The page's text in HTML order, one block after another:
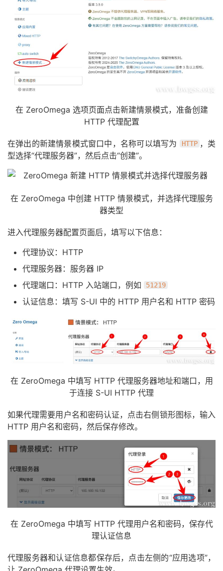
在 ZeroOmega 选项页面点击新建情景模式，准备创建
HTTP 代理配置
在弹出的新建情景模式窗口中，名称可以填写为 HTTP ，类
型选择“代理服务器”，然后点击“创建”。
在 ZeroOmega 中创建 HTTP 情景模式，并选择代理服务
器类型
进入代理服务器配置页面后，填写以下信息：
代理协议：HTTP
代理服务器：服务器 IP
代理端口：HTTP 入站端口，例如
51219
认证信息：填写 S-UI 中的 HTTP 用户名和 HTTP 密码
在 ZeroOmega 中填写 HTTP 代理服务器地址和端口，用
于连接 S-UI HTTP 代理
如果代理需要用户名和密码认证，点击右侧锁形图标，输入
HTTP 用户名和密码，然后保存修改。
在 ZeroOmega 中填写 HTTP 代理用户名和密码，保存代
理认证信息
代理服务器和认证信息都保存后，点击左侧的“应用选项”，